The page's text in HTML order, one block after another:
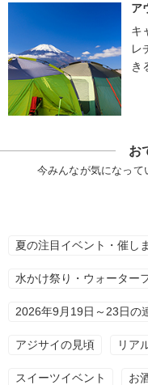
ア
キ
レ
き
お
今みんなが気になって
夏の注目イベント・催し
水かけ祭り・ウォーター
2026年9月19日～23日の
アジサイの見頃 リア
スイーツイベント お